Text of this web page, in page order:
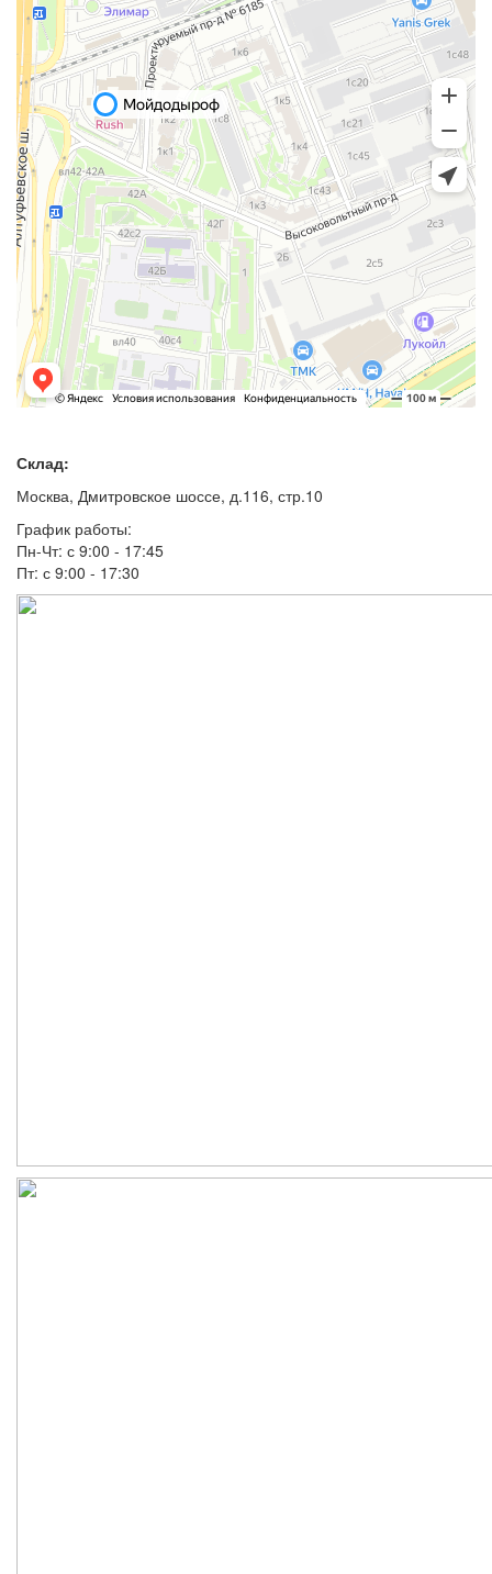
Склад:
Москва, Дмитровское шоссе, д.116, стр.10
График работы:
Пн-Чт: с 9:00 - 17:45
Пт: с 9:00 - 17:30